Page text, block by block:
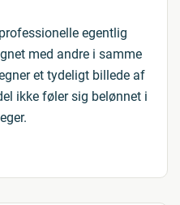
egentlig
med andre i samme
et tydeligt billede af
ikke føler sig belønnet i